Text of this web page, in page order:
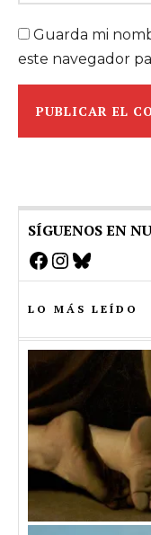
Guarda mi
este navegador
SÍGUENOS EN
Facebook
Instagram
Bluesky
LO MÁS LEÍDO